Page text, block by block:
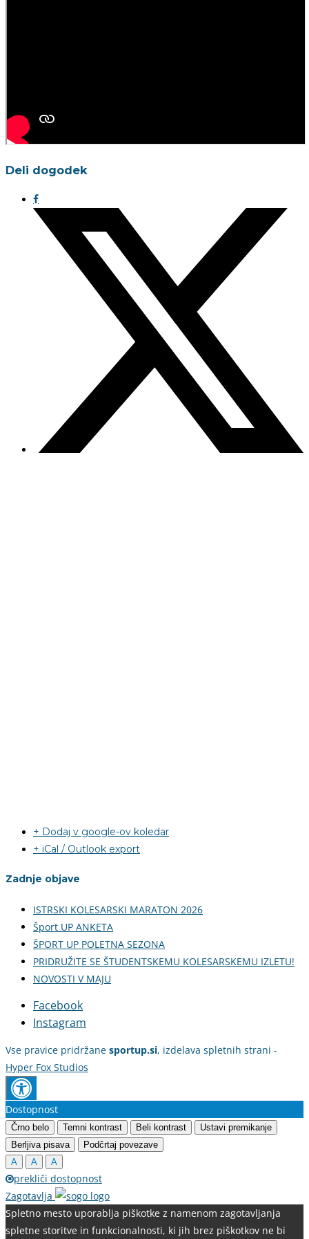
Deli dogodek
+ Dodaj v google-ov koledar
+ iCal / Outlook export
Zadnje objave
ISTRSKI KOLESARSKI MARATON 2026
Šport UP ANKETA
ŠPORT UP POLETNA SEZONA
PRIDRUŽITE SE ŠTUDENTSKEMU KOLESARSKEMU IZLETU!
NOVOSTI V MAJU
Facebook
Instagram
Vse pravice pridržane sportup.si, izdelava spletnih strani -
Hyper Fox Studios
Dostopnost
Črno belo Temni kontrast Beli kontrast
Ustavi premikanje
Berljiva pisava
Podčrtaj povezave
A
A A
prekliči dostopnost
Zagotavlja
Spletno mesto uporablja piškotke z namenom zagotavljanja
spletne storitve in funkcionalnosti, ki jih brez piškotkov ne bi